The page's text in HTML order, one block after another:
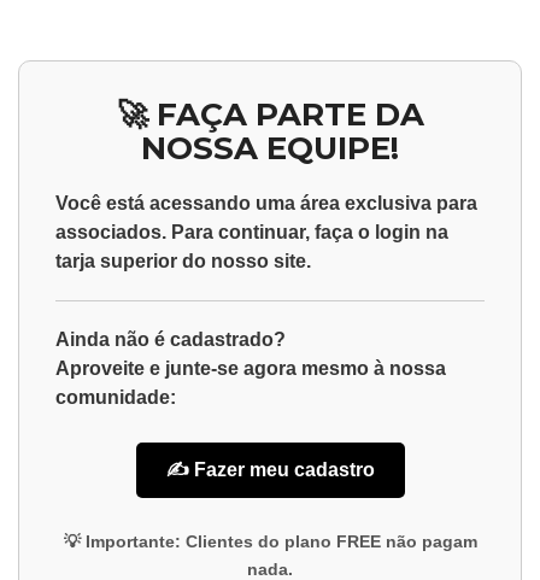
🚀 FAÇA PARTE DA
NOSSA EQUIPE!
Você está acessando uma área exclusiva para
associados. Para continuar, faça o login na
tarja superior do nosso site.
Ainda não é cadastrado?
Aproveite e junte-se agora mesmo à nossa
comunidade:
✍️ Fazer meu cadastro
💡 Importante: Clientes do plano FREEnão pagam
nada.